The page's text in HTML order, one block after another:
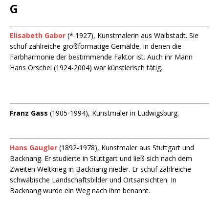
G
Elisabeth Gabor (* 1927), Kunstmalerin aus Waibstadt. Sie
schuf zahlreiche großformatige Gemälde, in denen die
Farbharmonie der bestimmende Faktor ist. Auch ihr Mann
Hans Orschel (1924-2004) war künstlerisch tätig.
Franz Gass (1905-1994), Kunstmaler in Ludwigsburg.
Hans Gaugler (1892-1978), Kunstmaler aus Stuttgart und
Backnang. Er studierte in Stuttgart und ließ sich nach dem
Zweiten Weltkrieg in Backnang nieder. Er schuf zahlreiche
schwäbische Landschaftsbilder und Ortsansichten. In
Backnang wurde ein Weg nach ihm benannt.